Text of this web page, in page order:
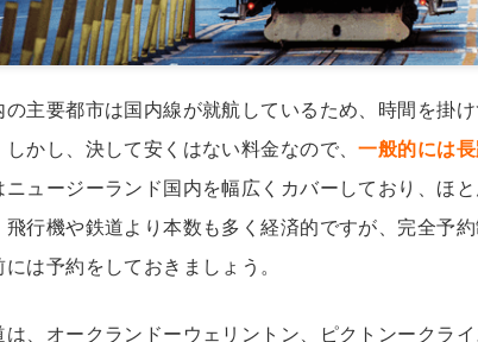
の主要都市は国内線が就航しているため、時間を掛
しかし、決して安くはない料金なので、一般的には
ニュージーランド国内を幅広くカバーしており、ほ
飛行機や鉄道より本数も多く経済的ですが、完全予
には予約をしておきましょう。
は、オークランドーウェリントン、ピクトンークラ